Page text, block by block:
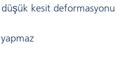
düşük kesit deformasyonu